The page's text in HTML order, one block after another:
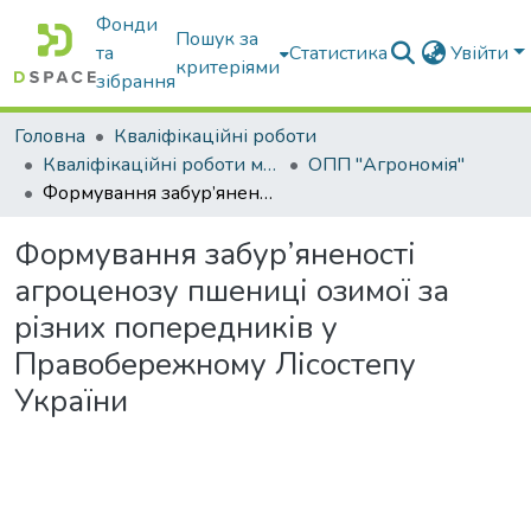
Фонди
та
зібрання
Пошук за
критеріями
Статистика Увійти
Головна
Кваліфікаційні роботи
Кваліфікаційні роботи магістрів
ОПП "Агрономія"
Формування забур’яненості агроценозу пшениці озимої за різних попередників у Правобережному Лісостепу України
Формування забур’яненості
агроценозу пшениці озимої за
різних попередників у
Правобережному Лісостепу
України